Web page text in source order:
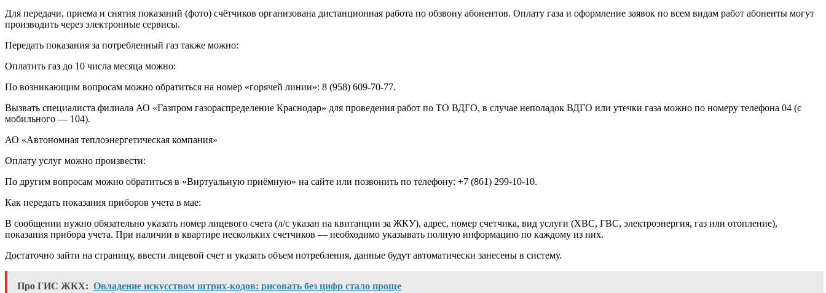
Для передачи, приема и снятия показаний (фото) счётчиков организована дистанционная работа по обзвону абонентов. Оплату газа и оформление заявок по всем видам работ абоненты могут
производить через электронные сервисы.
Передать показания за потребленный газ также можно:
Оплатить газ до 10 числа месяца можно:
По возникающим вопросам можно обратиться на номер «горячей линии»: 8 (958) 609-70-77.
Вызвать специалиста филиала АО «Газпром газораспределение Краснодар» для проведения работ по ТО ВДГО, в случае неполадок ВДГО или утечки газа можно по номеру телефона 04 (с
мобильного — 104).
АО «Автономная теплоэнергетическая компания»
Оплату услуг можно произвести:
По другим вопросам можно обратиться в «Виртуальную приёмную» на сайте или позвонить по телефону: +7 (861) 299-10-10.
Как передать показания приборов учета в мае:
В сообщении нужно обязательно указать номер лицевого счета (л/с указан на квитанции за ЖКУ), адрес, номер счетчика, вид услуги (ХВС, ГВС, электроэнергия, газ или отопление),
показания прибора учета. При наличии в квартире нескольких счетчиков — необходимо указывать полную информацию по каждому из них.
Достаточно зайти на страницу, ввести лицевой счет и указать объем потребления, данные будут автоматически занесены в систему.
Про ГИС ЖКХ: Овладение искусством штрих-кодов: рисовать без цифр стало проще